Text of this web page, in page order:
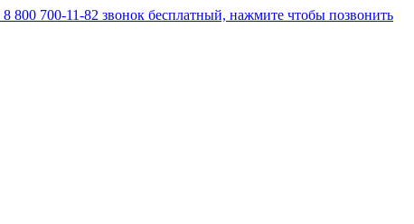
8 800 700-11-82 звонок бесплатный, нажмите чтобы позвонить